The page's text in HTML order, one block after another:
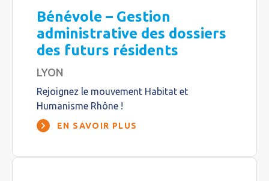
Bénévole – Gestion
administrative des dossiers
des futurs résidents
LYON
Rejoignez le mouvement Habitat et
Humanisme Rhône !
EN SAVOIR PLUS